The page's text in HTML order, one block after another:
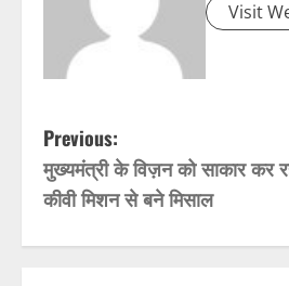
Visit
P
o
s
Previous:
मुख्यमंत्री के विज़न को साकार कर
कीवी मिशन से बने मिसाल